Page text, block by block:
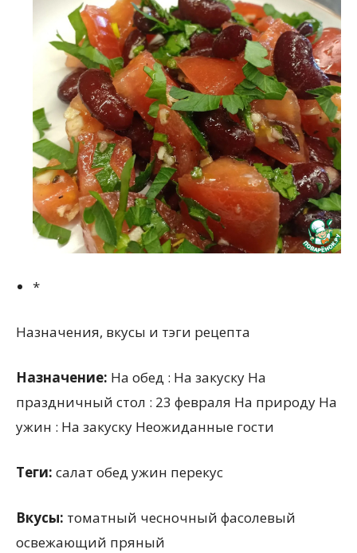
*
Назначения, вкусы и тэги рецепта
Назначение: На обед : На закуску На
праздничный стол : 23 февраля На природу На
ужин : На закуску Неожиданные гости
Теги: салат обед ужин перекус
Вкусы: томатный чесночный фасолевый
освежающий пряный